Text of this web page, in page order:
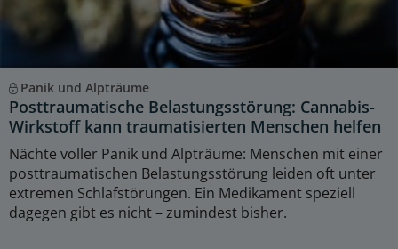
Panik und Alpträume
Posttraumatische Belastungsstörung: Cannabis-
Wirkstoff kann traumatisierten Menschen helfen
Nächte voller Panik und Alpträume: Menschen mit einer
posttraumatischen Belastungsstörung leiden oft unter
extremen Schlafstörungen. Ein Medikament speziell
dagegen gibt es nicht – zumindest bisher.